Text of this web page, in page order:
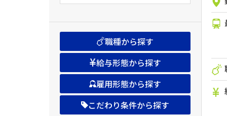
職種から探す
給与形態から探す
雇用形態から探す
こだわり条件から探す